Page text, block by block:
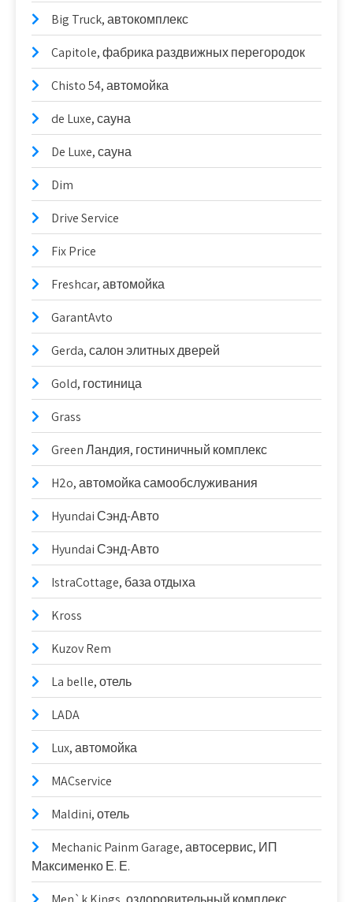
Big Truck, автокомплекс
Capitole, фабрика раздвижных перегородок
Chisto 54, автомойка
de Luxe, сауна
De Luxe, сауна
Dim
Drive Service
Fix Price
Freshcar, автомойка
GarantAvto
Gerda, салон элитных дверей
Gold, гостиница
Grass
Green Ландия, гостиничный комплекс
H2o, автомойка самообслуживания
Hyundai Сэнд-Авто
Hyundai Сэнд-Авто
IstraCottage, база отдыха
Kross
Kuzov Rem
La belle, отель
LADA
Lux, автомойка
MACservice
Maldini, отель
Mechanic Painm Garage, автосервис, ИП
Максименко Е. Е.